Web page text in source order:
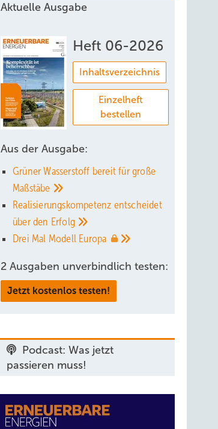
Aktuelle Ausgabe
Heft 06-2026
Inhaltsverzeichnis
Einzelheft
bestellen
Aus der Ausgabe:
Grüner Wasserstoff bereit für große
Maßstäbe
Realisierungskompetenz entscheidet
über den Erfolg
Drei Mal Modell Europa
2 Ausgaben unverbindlich testen:
Jetzt kostenlos testen!
Podcast: Was jetzt
passieren muss!